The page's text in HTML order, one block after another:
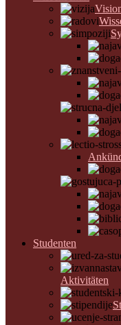
Studenten
Aktivitäten